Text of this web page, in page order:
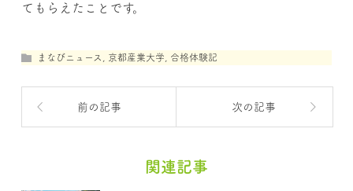
てもらえたことです。
まなびニュース 京都産業大学 合格体験記
前の記事 次の記事
関連記事